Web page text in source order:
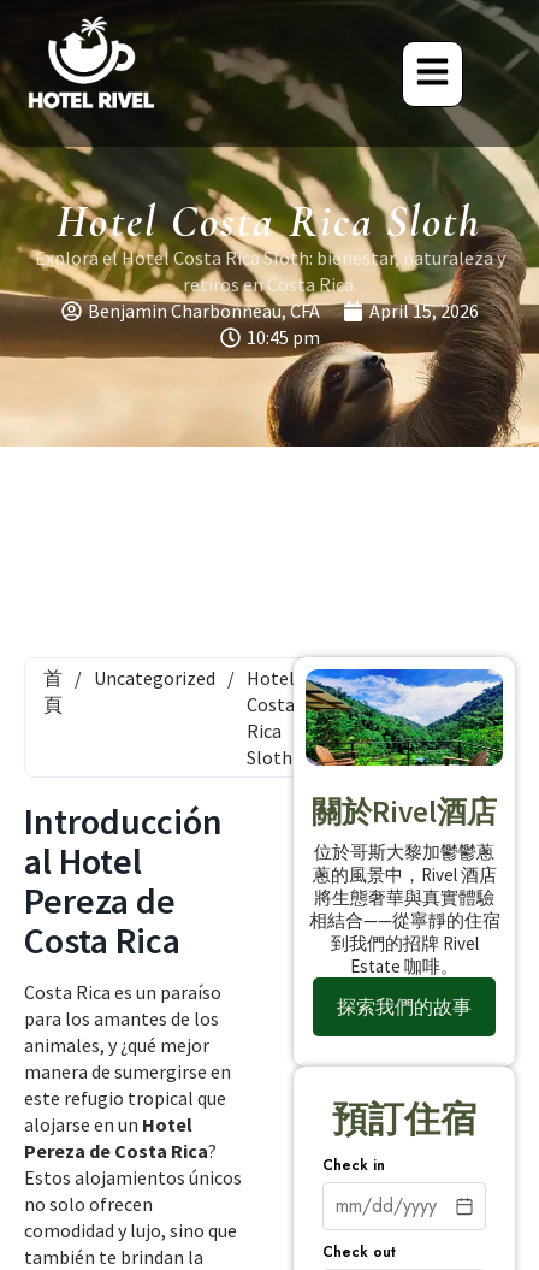
Hotel Costa Rica Sloth
Explora el Hotel Costa Rica Sloth: bienestar, naturaleza y
retiros en Costa Rica.
Benjamin Charbonneau, CFA
April 15, 2026
10:45 pm
首
頁
/ Uncategorized / Hotel
Costa
Rica
Sloth
Introducción
al Hotel
Pereza de
Costa Rica
Costa Rica es un paraíso
para los amantes de los
animales, y ¿qué mejor
manera de sumergirse en
este refugio tropical que
alojarse en un Hotel
Pereza de Costa Rica?
Estos alojamientos únicos
no solo ofrecen
comodidad y lujo, sino que
también te brindan la
關於Rivel酒店
位於哥斯大黎加鬱鬱蔥
蔥的風景中，Rivel 酒店
將生態奢華與真實體驗
相結合——從寧靜的住宿
到我們的招牌 Rivel
Estate 咖啡。
探索我們的故事
預訂住宿
Check in
Check out